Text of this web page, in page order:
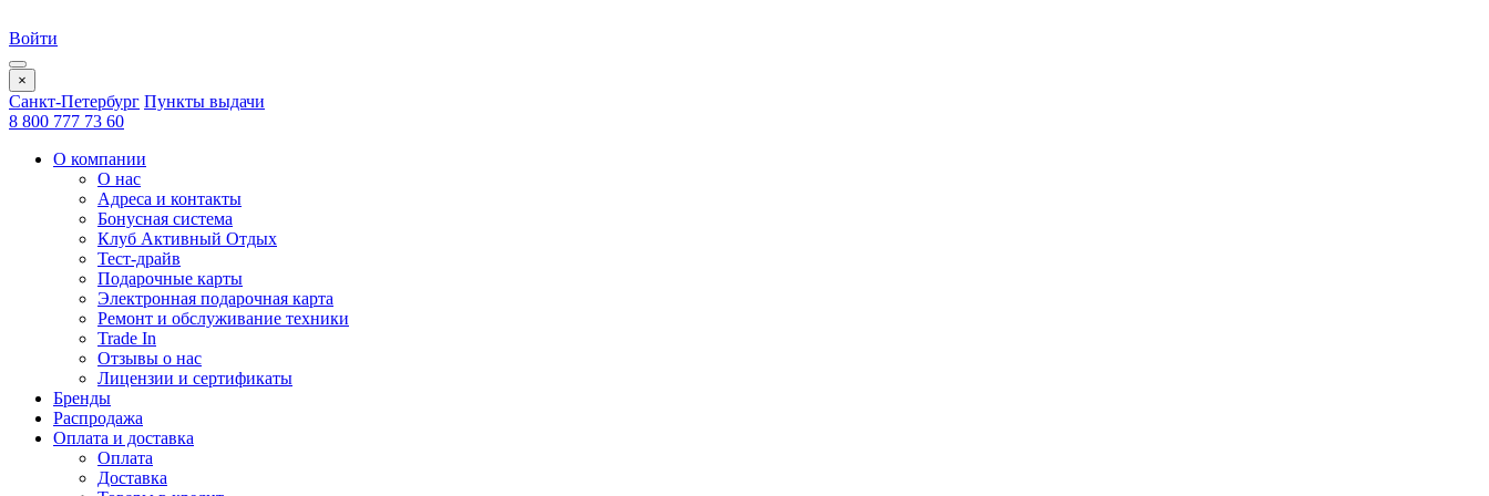
Войти
×
Санкт-Петербург Пункты выдачи
8 800 777 73 60
О компании
О нас
Адреса и контакты
Бонусная система
Клуб Активный Отдых
Тест-драйв
Подарочные карты
Электронная подарочная карта
Ремонт и обслуживание техники
Trade In
Отзывы о нас
Лицензии и сертификаты
Бренды
Распродажа
Оплата и доставка
Оплата
Доставка